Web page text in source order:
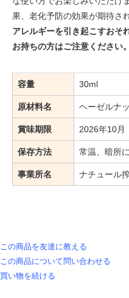
果、老化予防の効果が期待さ
アレルギーを引き起こすおそ
お持ちの方はご注意ください。
容量 30ml
原材料名 ヘーゼルナ
賞味期限 2026年10月
保存方法 常温、暗所
事業所名 ナチュール
この商品を友達に教える
この商品について問い合わせる
買い物を続ける